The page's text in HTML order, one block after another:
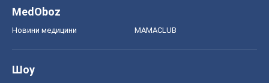
MedOboz
Новини медицини MAMACLUB
Шоу